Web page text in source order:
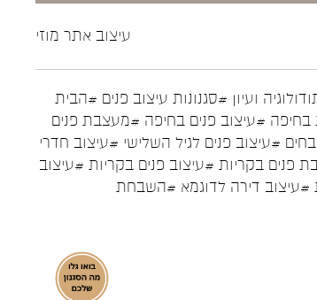
עיצוב אתר מוזי
ועיון #סגנונות עיצוב פנים #הבית
בחיפה #עיצוב פנים בחיפה #מעצבת פנים
#עיצוב פנים לגיל השלישי #עיצוב חדרי
פנים בקריות #עיצוב פנים בקריות #עיצוב
#עיצוב דירה לדוגמא #השבחת